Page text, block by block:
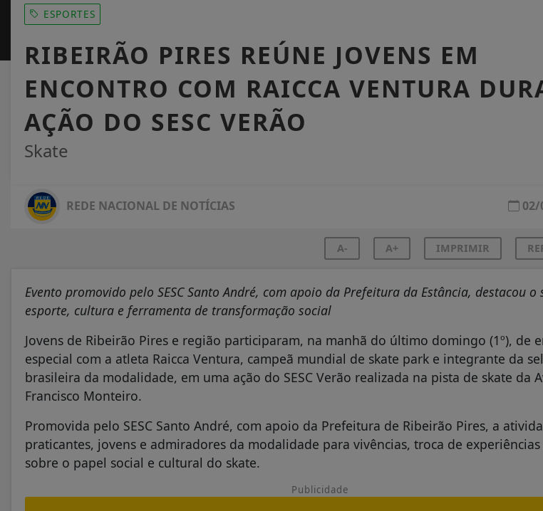
ESPORTES
RIBEIRÃO PIRES REÚNE JOVENS EM
ENCONTRO COM RAICCA VENTURA
AÇÃO DO SESC VERÃO
Skate
REDE NACIONAL DE NOTÍCIAS 02/
A- A+ IMPRIMIR
Evento promovido pelo SESC Santo André, com apoio da Prefeitura da Estância, destacou o
esporte, cultura e ferramenta de transformação social
Jovens de Ribeirão Pires e região participaram, na manhã do último domingo (1º), de
especial com a atleta Raicca Ventura, campeã mundial de skate park e integrante da
brasileira da modalidade, em uma ação do SESC Verão realizada na pista de skate da
Francisco Monteiro.
Promovida pelo SESC Santo André, com apoio da Prefeitura de Ribeirão Pires, a
praticantes, jovens e admiradores da modalidade para vivências, troca de
sobre o papel social e cultural do skate.
Publicidade